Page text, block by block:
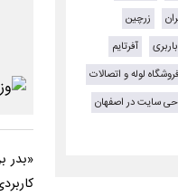
«بدر
زرچین
باربری
آفرتایم
فروشگاه لوله و اتصالات
سایت در اصفهان